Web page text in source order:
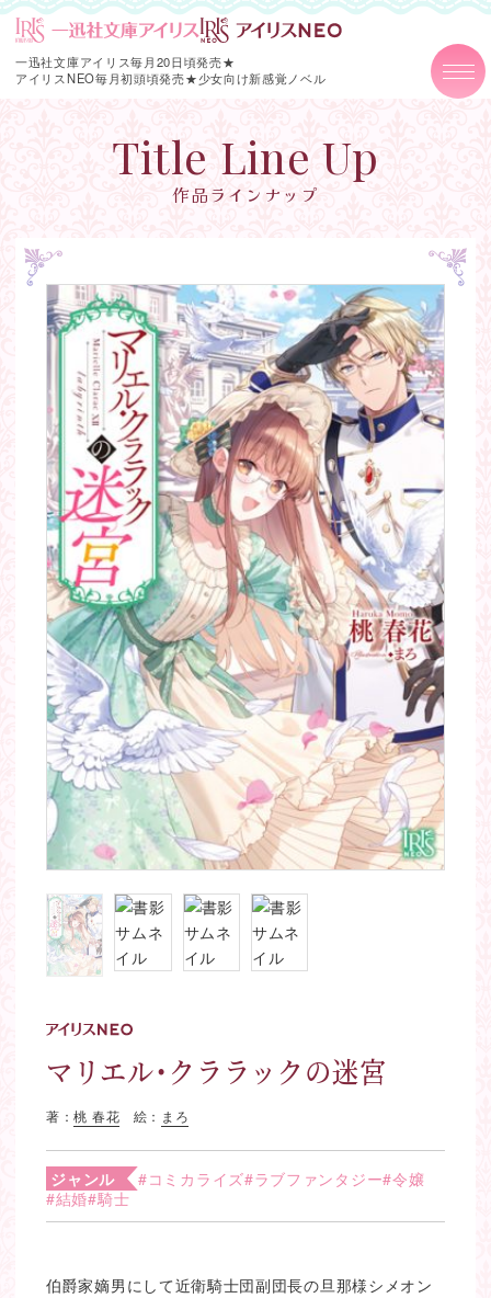
一迅社文庫アイリス毎月20日頃発売★
アイリスNEO毎月初頭頃発売★少女向け新感覚ノベル
Title Line Up
作品ラインナップ
マリエル・クララックの迷宮
著：桃 春花 絵： まろ
ジャンル #コミカライズ#ラブファンタジー#令嬢
#結婚#騎士
伯爵家嫡男にして近衛騎士団副団長の旦那様シメオン